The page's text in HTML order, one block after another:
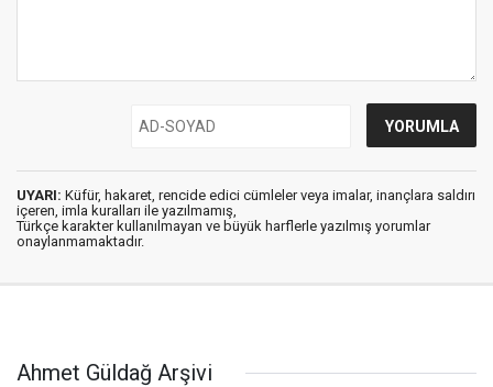
UYARI: Küfür, hakaret, rencide edici cümleler veya imalar, inançlara saldırı
içeren, imla kuralları ile yazılmamış,
Türkçe karakter kullanılmayan ve büyük harflerle yazılmış yorumlar
onaylanmamaktadır.
Ahmet Güldağ Arşivi